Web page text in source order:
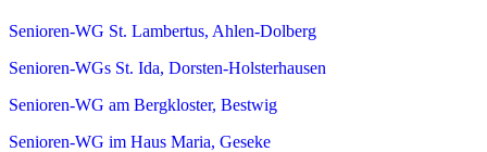
Senioren-WG St. Lambertus, Ahlen-Dolberg
Senioren-WGs St. Ida, Dorsten-Holsterhausen
Senioren-WG am Bergkloster, Bestwig
Senioren-WG im Haus Maria, Geseke